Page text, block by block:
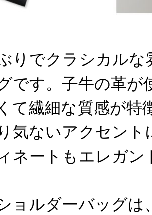
りでクラシカルな
です。子牛の革が
て繊細な質感が特
気ないアクセント
ネートもエレガン
ョルダーバッグは